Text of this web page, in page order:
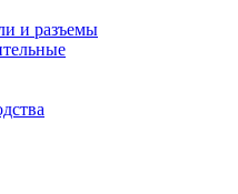
и разъемы